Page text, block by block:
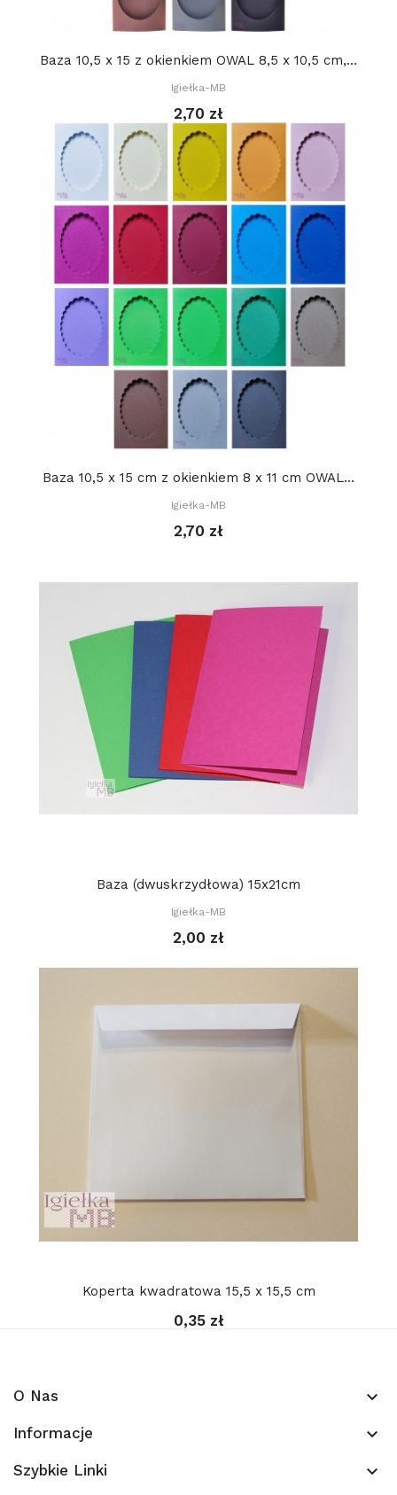
Baza 10,5 x 15 z okienkiem OWAL 8,5 x 10,5 cm,...
Igiełka-MB
2,70 zł
Baza 10,5 x 15 cm z okienkiem 8 x 11 cm OWAL...
Igiełka-MB
2,70 zł
Baza (dwuskrzydłowa) 15x21cm
Igiełka-MB
2,00 zł
Koperta kwadratowa 15,5 x 15,5 cm
0,35 zł
O Nas keyboard_arrow_down
Informacje keyboard_arrow_down
Szybkie Linki keyboard_arrow_down